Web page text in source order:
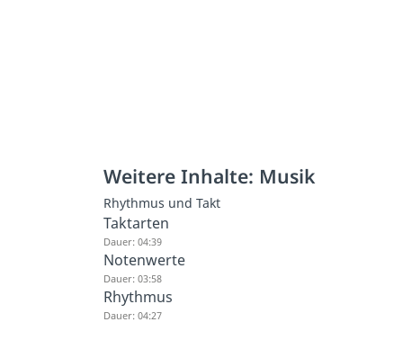
Weitere Inhalte: Musik
Rhythmus und Takt
Taktarten
Dauer: 04:39
Notenwerte
Dauer: 03:58
Rhythmus
Dauer: 04:27